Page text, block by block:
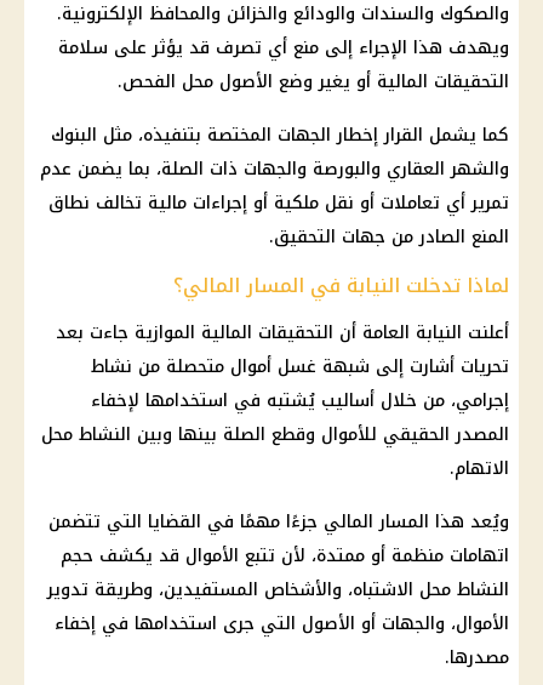
والصكوك والسندات والودائع والخزائن والمحافظ الإلكترونية.
ويهدف هذا الإجراء إلى منع أي تصرف قد يؤثر على سلامة
التحقيقات المالية أو يغير وضع الأصول محل الفحص.
كما يشمل القرار إخطار الجهات المختصة بتنفيذه، مثل البنوك
والشهر العقاري والبورصة والجهات ذات الصلة، بما يضمن عدم
تمرير أي تعاملات أو نقل ملكية أو إجراءات مالية تخالف نطاق
المنع الصادر من جهات التحقيق.
لماذا تدخلت النيابة في المسار المالي؟
أعلنت النيابة العامة أن التحقيقات المالية الموازية جاءت بعد
تحريات أشارت إلى شبهة غسل أموال متحصلة من نشاط
إجرامي، من خلال أساليب يُشتبه في استخدامها لإخفاء
المصدر الحقيقي للأموال وقطع الصلة بينها وبين النشاط محل
الاتهام.
ويُعد هذا المسار المالي جزءًا مهمًا في القضايا التي تتضمن
اتهامات منظمة أو ممتدة، لأن تتبع الأموال قد يكشف حجم
النشاط محل الاشتباه، والأشخاص المستفيدين، وطريقة تدوير
الأموال، والجهات أو الأصول التي جرى استخدامها في إخفاء
مصدرها.